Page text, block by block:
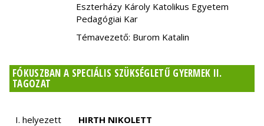
Eszterházy Károly Katolikus Egyetem
Pedagógiai Kar
Témavezető: Burom Katalin
FÓKUSZBAN A SPECIÁLIS SZÜKSÉGLETŰ GYERMEK II.
TAGOZAT
I. helyezett
HIRTH NIKOLETT